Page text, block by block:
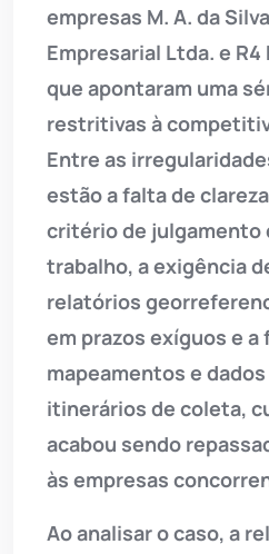
empresas M. A. da
Empresarial Ltda. e
que apontaram uma
restritivas à
Entre as
estão a falta de
critério de julgamento
trabalho, a exigência
relatórios
em prazos exíguos e a
mapeamentos e
itinerários de coleta,
acabou sendo
às empresas
Ao analisar o caso, a